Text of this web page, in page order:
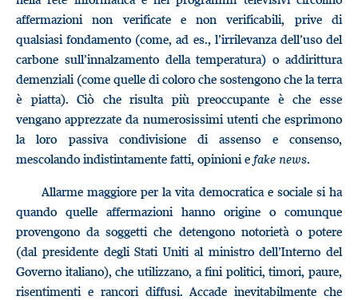
affermazioni non verificate e non verificabili, prive di
qualsiasi fondamento (come, ad es., l’irrilevanza dell’uso del
carbone sull’innalzamento della temperatura) o addirittura
demenziali (come quelle di coloro che sostengono che la terra
è piatta). Ciò che risulta più preoccupante è che esse
vengano apprezzate da numerosissimi utenti che esprimono
la loro passiva condivisione di assenso e consenso,
mescolando indistintamente fatti, opinioni e fake news.
Allarme maggiore per la vita democratica e sociale si ha
quando quelle affermazioni hanno origine o comunque
provengono da soggetti che detengono notorietà o potere
(dal presidente degli Stati Uniti al ministro dell’Interno del
Governo italiano), che utilizzano, a fini politici, timori, paure,
risentimenti e rancori diffusi. Accade inevitabilmente che